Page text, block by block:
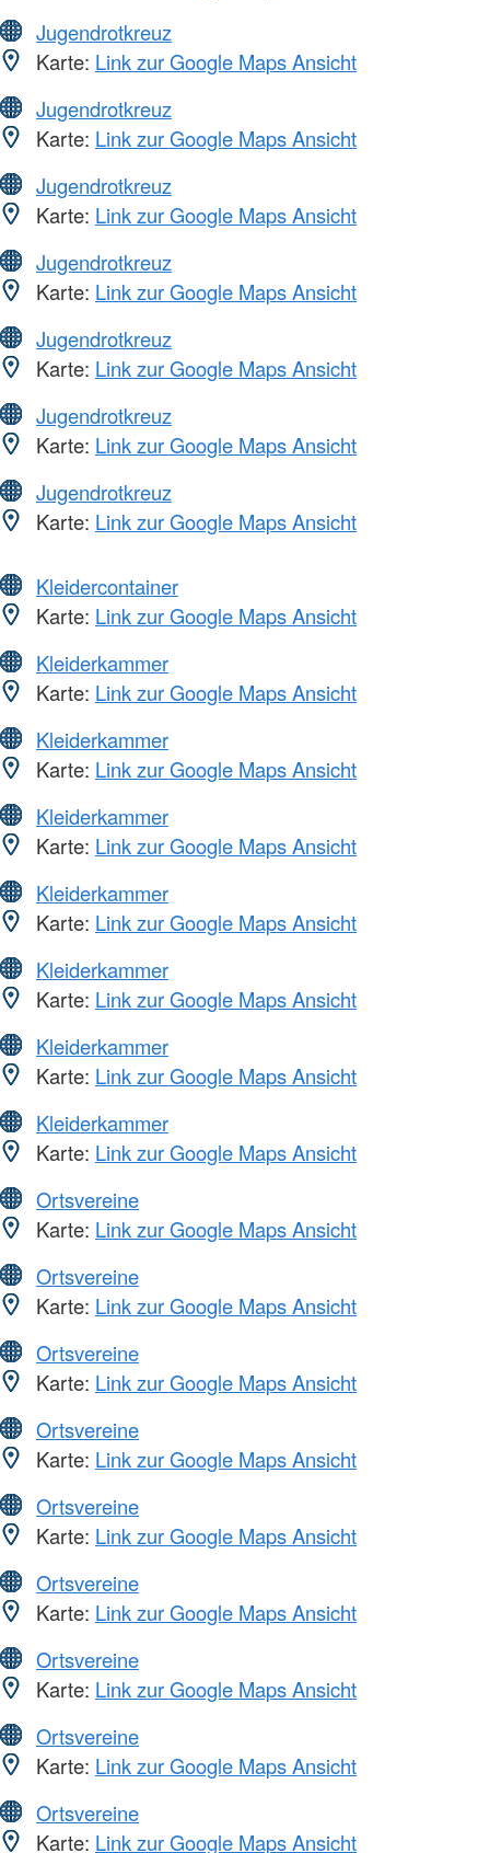
Jugendrotkreuz
Karte: Link zur Google Maps Ansicht
Jugendrotkreuz
Karte: Link zur Google Maps Ansicht
Jugendrotkreuz
Karte: Link zur Google Maps Ansicht
Jugendrotkreuz
Karte: Link zur Google Maps Ansicht
Jugendrotkreuz
Karte: Link zur Google Maps Ansicht
Jugendrotkreuz
Karte: Link zur Google Maps Ansicht
Jugendrotkreuz
Karte: Link zur Google Maps Ansicht
Kleidercontainer
Karte: Link zur Google Maps Ansicht
Kleiderkammer
Karte: Link zur Google Maps Ansicht
Kleiderkammer
Karte: Link zur Google Maps Ansicht
Kleiderkammer
Karte: Link zur Google Maps Ansicht
Kleiderkammer
Karte: Link zur Google Maps Ansicht
Kleiderkammer
Karte: Link zur Google Maps Ansicht
Kleiderkammer
Karte: Link zur Google Maps Ansicht
Kleiderkammer
Karte: Link zur Google Maps Ansicht
Ortsvereine
Karte: Link zur Google Maps Ansicht
Ortsvereine
Karte: Link zur Google Maps Ansicht
Ortsvereine
Karte: Link zur Google Maps Ansicht
Ortsvereine
Karte: Link zur Google Maps Ansicht
Ortsvereine
Karte: Link zur Google Maps Ansicht
Ortsvereine
Karte: Link zur Google Maps Ansicht
Ortsvereine
Karte: Link zur Google Maps Ansicht
Ortsvereine
Karte: Link zur Google Maps Ansicht
Ortsvereine
Karte: Link zur Google Maps Ansicht